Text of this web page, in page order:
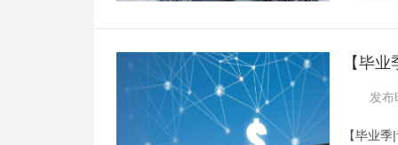
排的十
理寝室
【毕
发布
【毕业